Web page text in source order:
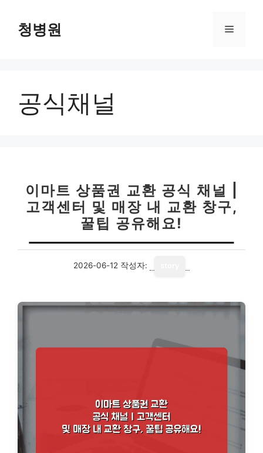
청병원 메
공식채널
이마트 상품권 교환 공식 채널 |
고객센터 및 매장 내 교환 창구,
꿀팁 공유해요!
2026-06-12 작성자: